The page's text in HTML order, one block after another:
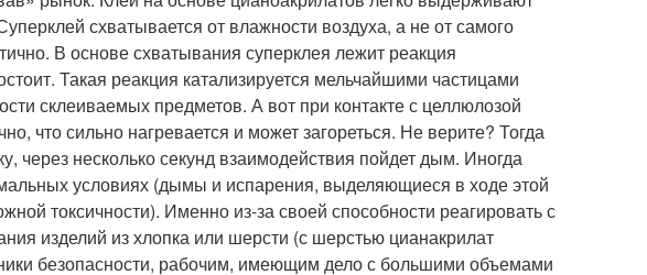
схватывается от влажности воздуха, а не от самого
В основе схватывания суперклея лежит реакция
Такая реакция катализируется мельчайшими частицами
склеиваемых предметов. А вот при контакте с целлюлозой
что сильно нагревается и может загореться. Не верите? Тогда
через несколько секунд взаимодействия пойдет дым. Иногда
условиях (дымы и испарения, выделяющиеся в ходе этой
токсичности). Именно из-за своей способности реагировать с
изделий из хлопка или шерсти (с шерстью цианакрилат
безопасности, рабочим, имеющим дело с большими объемами